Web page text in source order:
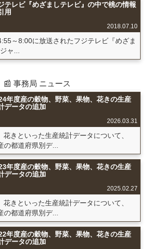
テレビ『めざましテレビ』の中で桃の情報
用
2018.07.10
～8:00に放送されたフジテレビ『めざま
ャ...
📰 事務局 ニュース
年度産の穀物、野菜、果物、花きの生産
データの追加
2026.03.31
きといった生産統計データについて、
の都道府県別デ...
年度産の穀物、野菜、果物、花きの生産
データの追加
2025.02.27
きといった生産統計データについて、
都道府県別デ...
年度産の穀物、野菜、果物、花きの生産
データの追加